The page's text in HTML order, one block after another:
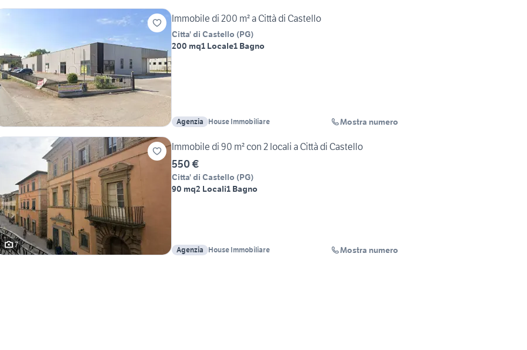
Immobile di 200 m² a Città di Castello
Citta' di Castello (PG)
200 mq1 Locale1 Bagno
Agenzia House Immobiliare Mostra numero
7
Immobile di 90 m² con 2 locali a Città di Castello
550 €
Citta' di Castello (PG)
90 mq2 Locali1 Bagno
Agenzia House Immobiliare Mostra numero